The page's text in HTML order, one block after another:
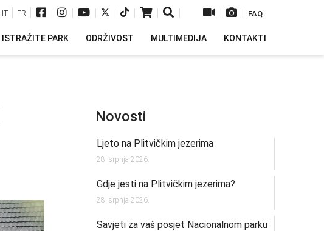
| | | | | | | | | FAQ
IT FR
ISTRAŽITE PARK ODRŽIVOST MULTIMEDIJA KONTAKTI
Novosti
Ljeto na Plitvičkim jezerima
28. srpnja 2026.
Gdje jesti na Plitvičkim jezerima?
28. srpnja 2026.
Savjeti za vaš posjet Nacionalnom parku